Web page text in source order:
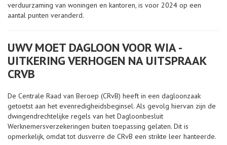
verduurzaming van woningen en kantoren, is voor 2024 op een
aantal punten veranderd.
UWV MOET DAGLOON VOOR WIA -
UITKERING VERHOGEN NA UITSPRAAK
CRVB
De Centrale Raad van Beroep (CRvB) heeft in een dagloonzaak
getoetst aan het evenredigheidsbeginsel. Als gevolg hiervan zijn de
dwingendrechtelijke regels van het Dagloonbesluit
Werknemersverzekeringen buiten toepassing gelaten. Dit is
opmerkelijk, omdat tot dusverre de CRvB een strikte leer hanteerde.